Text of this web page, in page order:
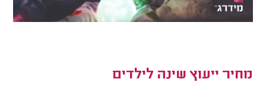
מחיר ייעוץ שינה לילדים